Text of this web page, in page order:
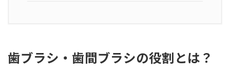
歯ブラシ・歯間ブラシの役割とは？